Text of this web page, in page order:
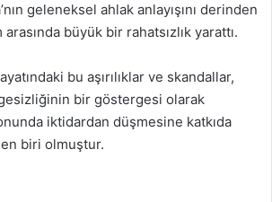
geleneksel ahlak anlayışını derinden
büyük bir rahatsızlık yarattı.
bu aşırılıklar ve skandallar,
bir göstergesi olarak
iktidardan düşmesine katkıda
biri olmuştur.